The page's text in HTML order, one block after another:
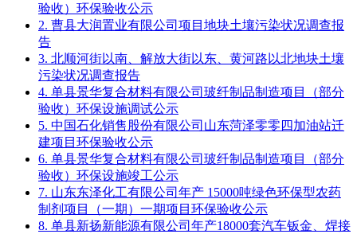
验收）环保验收公示
2. 曹县大润置业有限公司项目地块土壤污染状况调查报
告
3. 北顺河街以南、解放大街以东、黄河路以北地块土壤
污染状况调查报告
4. 单县景华复合材料有限公司玻纤制品制造项目（部分
验收）环保设施调试公示
5. 中国石化销售股份有限公司山东菏泽零零四加油站迁
建项目环保验收公示
6. 单县景华复合材料有限公司玻纤制品制造项目（部分
验收）环保设施竣工公示
7. 山东东泽化工有限公司年产 15000吨绿色环保型农药
制剂项目（一期）一期项目环保验收公示
8. 单县新扬新能源有限公司年产18000套汽车钣金、焊接